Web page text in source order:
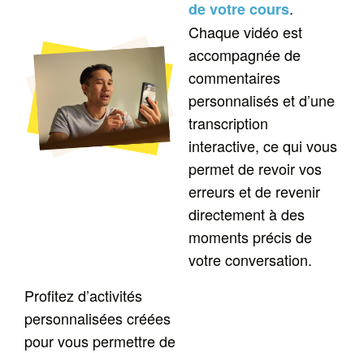
de votre cours.
Chaque vidéo est
accompagnée de
commentaires
personnalisés et d’une
transcription
interactive, ce qui vous
permet de revoir vos
erreurs et de revenir
directement à des
moments précis de
votre conversation.
Profitez d’activités
personnalisées créées
pour vous permettre de